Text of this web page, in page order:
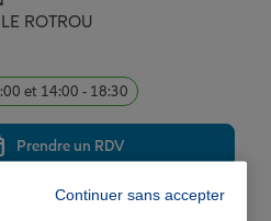
ROTROU
et 14:00 - 18:30
Prendre un RDV
Voir l'agence
Continuer sans accepter